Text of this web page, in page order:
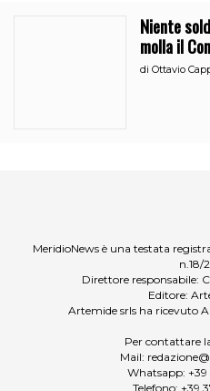
Niente
molla il
ciciri?
diOttavio
MeridioNews è una testata
n.18/
Direttore responsabile:
Editore:
Artemide srls ha ricevuto
Per contattare
Mail:
Whatsapp: +39
Telefono: +39